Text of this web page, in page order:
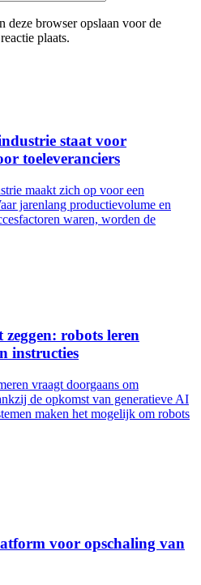
deze browser opslaan voor de
plaats.
staat voor
toeleveranciers
maakt zich op voor een
jarenlang productievolume en
waren, worden de
robots leren
instructies
vraagt doorgaans om
de opkomst van generatieve AI
maken het mogelijk om robots
voor opschaling van